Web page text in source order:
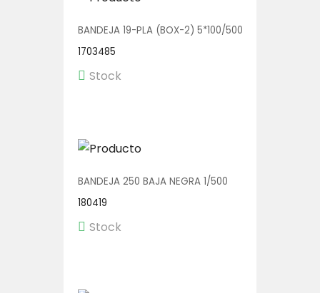
BANDEJA 19-PLA (BOX-2) 5*100/500
1703485
Stock
BANDEJA 250 BAJA NEGRA 1/500
180419
Stock